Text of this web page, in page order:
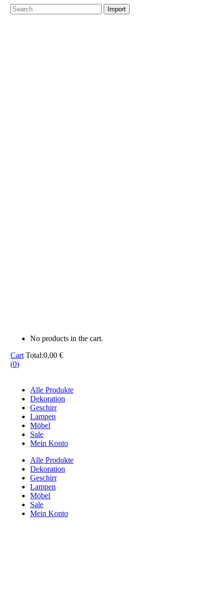
No products in the cart.
Cart Total:0,00 €
(0)
Alle Produkte
Dekoration
Geschirr
Lampen
Möbel
Sale
Mein Konto
Alle Produkte
Dekoration
Geschirr
Lampen
Möbel
Sale
Mein Konto